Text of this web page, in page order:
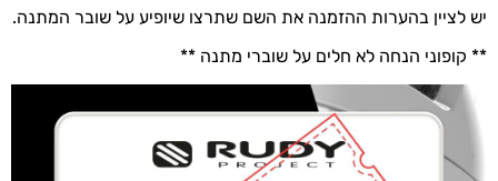
יש לציין בהערות ההזמנה את השם שתרצו שיופיע על שובר המתנה.
** קופוני הנחה לא חלים על שוברי מתנה **